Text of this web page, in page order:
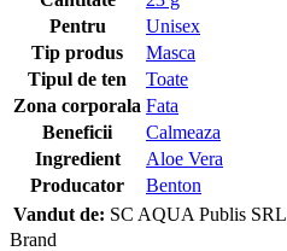
Pentru
Unisex
Tip produs
Masca
Tipul de ten
Toate
Zona corporala Fata
Beneficii
Calmeaza
Ingredient
Aloe Vera
Producator
Benton
Vandut de: SC AQUA Publis SRL
Brand